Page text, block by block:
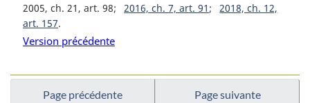
2005, ch. 21, art. 98 2016, ch. 7, art. 91
2018, ch. 12,
art. 157
Version précédente
Page précédente Page suivante